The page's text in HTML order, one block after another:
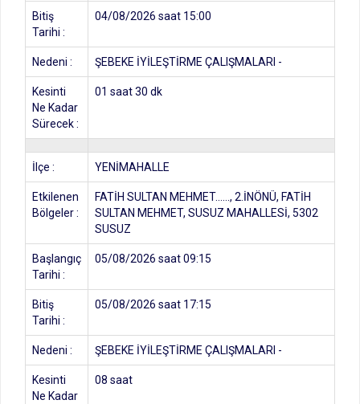
Bitiş
Tarihi :
04/08/2026 saat 15:00
Nedeni : ŞEBEKE İYİLEŞTİRME ÇALIŞMALARI -
Kesinti
Ne Kadar
Sürecek :
01 saat 30 dk
İlçe : YENİMAHALLE
Etkilenen
Bölgeler :
FATİH SULTAN MEHMET......, 2.İNÖNÜ, FATİH
SULTAN MEHMET, SUSUZ MAHALLESİ, 5302
SUSUZ
Başlangıç
Tarihi :
05/08/2026 saat 09:15
Bitiş
Tarihi :
05/08/2026 saat 17:15
Nedeni : ŞEBEKE İYİLEŞTİRME ÇALIŞMALARI -
Kesinti
Ne Kadar
08 saat